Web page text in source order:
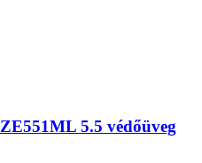
5.5 védőüveg